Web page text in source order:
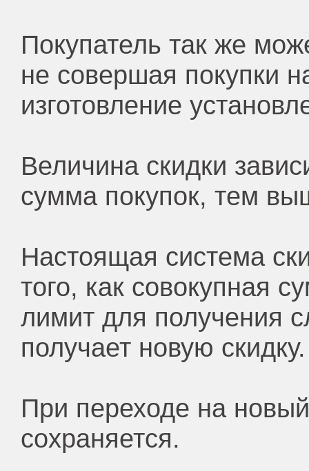
Покупатель так же
не совершая покупки
изготовление
Величина скидки
сумма покупок, тем
Настоящая система
того, как совокупная
лимит для получения
получает новую скидку.
При переходе на
сохраняется.